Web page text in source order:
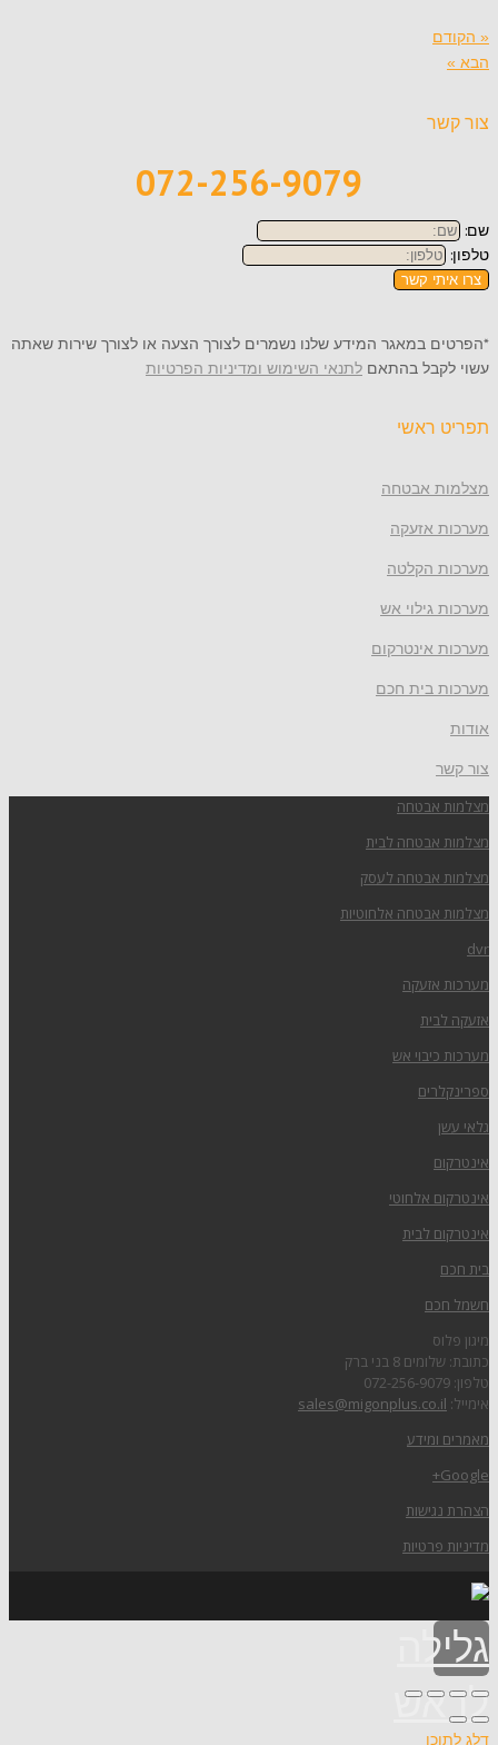
« הקודם
הבא »
צור קשר
072-256-9079
שם:
טלפון:
צרו איתי קשר
*הפרטים במאגר המידע שלנו נשמרים לצורך הצעה או לצורך שירות שאתה
עשוי לקבל בהתאם לתנאי השימוש ומדיניות הפרטיות
תפריט ראשי
מצלמות אבטחה
מערכות אזעקה
מערכות הקלטה
מערכות גילוי אש
מערכות אינטרקום
מערכות בית חכם
אודות
צור קשר
מצלמות אבטחה
מצלמות אבטחה לבית
מצלמות אבטחה לעסק
מצלמות אבטחה אלחוטיות
dvr
מערכות אזעקה
אזעקה לבית
מערכות כיבוי אש
ספרינקלרים
גלאי עשן
אינטרקום
אינטרקום אלחוטי
אינטרקום לבית
בית חכם
חשמל חכם
מיגון פלוס
כתובת: שלומים 8 בני ברק
טלפון: 072-256-9079
אימייל: sales@migonplus.co.il
מאמרים ומידע
Google+
הצהרת נגישות
מדיניות פרטיות
גלילה
לראש
דלג לתוכן